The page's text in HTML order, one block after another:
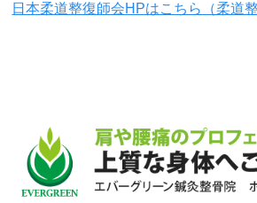
日本柔道整復師会HPはこちら（柔道